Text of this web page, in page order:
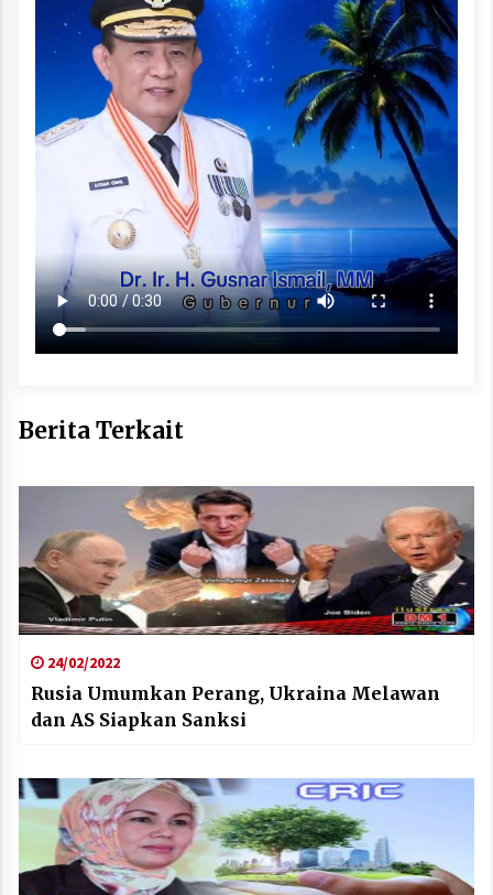
Berita Terkait
24/02/2022
Rusia Umumkan Perang, Ukraina Melawan
dan AS Siapkan Sanksi